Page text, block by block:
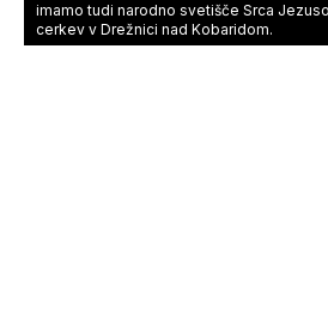
imamo tudi narodno svetišče Srca
cerkev v Drežnici nad Kobaridom.